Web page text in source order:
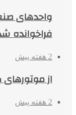
واحدهای
فراخوانده
2 هفته پیش
از
2 هفته پیش